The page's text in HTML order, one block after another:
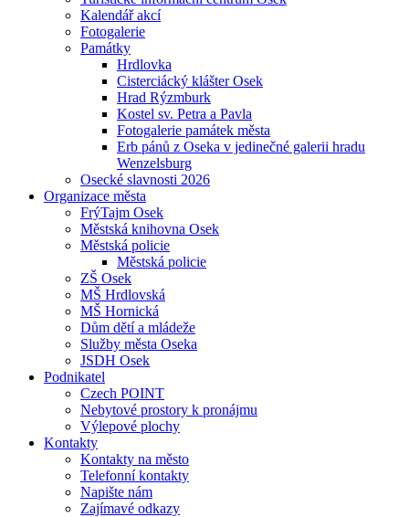
Kalendář akcí
Fotogalerie
Památky
Hrdlovka
Cisterciácký klášter Osek
Hrad Rýzmburk
Kostel sv. Petra a Pavla
Fotogalerie památek města
Erb pánů z Oseka v jedinečné galerii hradu
Wenzelsburg
Osecké slavnosti 2026
Organizace města
FrýTajm Osek
Městská knihovna Osek
Městská policie
Městská policie
ZŠ Osek
MŠ Hrdlovská
MŠ Hornická
Dům dětí a mládeže
Služby města Oseka
JSDH Osek
Podnikatel
Czech POINT
Nebytové prostory k pronájmu
Výlepové plochy
Kontakty
Kontakty na město
Telefonní kontakty
Napište nám
Zajímavé odkazy